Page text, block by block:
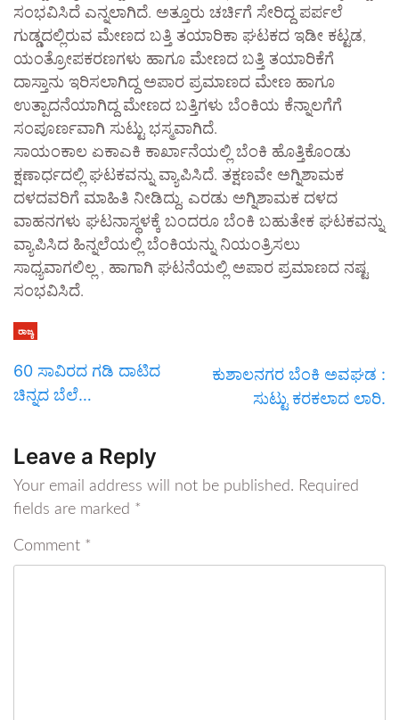
ಸಂಭವಿಸಿದೆ ಎನ್ನಲಾಗಿದೆ. ಅತ್ತೂರು ಚರ್ಚಿಗೆ ಸೇರಿದ್ದ ಪರ್ಪಲೆ
ಗುಡ್ಡದಲ್ಲಿರುವ ಮೇಣದ ಬತ್ತಿ ತಯಾರಿಕಾ ಘಟಕದ ಇಡೀ ಕಟ್ಟಡ,
ಯಂತ್ರೋಪಕರಣಗಳು ಹಾಗೂ ಮೇಣದ ಬತ್ತಿ ತಯಾರಿಕೆಗೆ
ದಾಸ್ತಾನು ಇರಿಸಲಾಗಿದ್ದ ಅಪಾರ ಪ್ರಮಾಣದ ಮೇಣ ಹಾಗೂ
ಉತ್ಪಾದನೆಯಾಗಿದ್ದ ಮೇಣದ ಬತ್ತಿಗಳು ಬೆಂಕಿಯ ಕೆನ್ನಾಲಗೆಗೆ
ಸಂಪೂರ್ಣವಾಗಿ ಸುಟ್ಟು ಭಸ್ಮವಾಗಿದೆ.
ಸಾಯಂಕಾಲ ಏಕಾಎಕಿ ಕಾರ್ಖಾನೆಯಲ್ಲಿ ಬೆಂಕಿ ಹೊತ್ತಿಕೊಂಡು
ಕ್ಷಣಾರ್ಧದಲ್ಲಿ ಘಟಕವನ್ನು ವ್ಯಾಪಿಸಿದೆ. ತಕ್ಷಣವೇ ಅಗ್ನಿಶಾಮಕ
ದಳದವರಿಗೆ ಮಾಹಿತಿ ನೀಡಿದ್ದು, ಎರಡು ಅಗ್ನಿಶಾಮಕ ದಳದ
ವಾಹನಗಳು ಘಟನಾಸ್ಥಳಕ್ಕೆ ಬಂದರೂ ಬೆಂಕಿ ಬಹುತೇಕ ಘಟಕವನ್ನು
ವ್ಯಾಪಿಸಿದ ಹಿನ್ನಲೆಯಲ್ಲಿ ಬೆಂಕಿಯನ್ನು ನಿಯಂತ್ರಿಸಲು
ಸಾಧ್ಯವಾಗಲಿಲ್ಲ , ಹಾಗಾಗಿ ಘಟನೆಯಲ್ಲಿ ಅಪಾರ ಪ್ರಮಾಣದ ನಷ್ಟ
ಸಂಭವಿಸಿದೆ.
ರಾಜ್ಯ
60 ಸಾವಿರದ ಗಡಿ ದಾಟಿದ
ಚಿನ್ನದ ಬೆಲೆ…
ಕುಶಾಲನಗರ ಬೆಂಕಿ ಅವಘಡ :
ಸುಟ್ಟು ಕರಕಲಾದ ಲಾರಿ.
Leave a Reply
Your email address will not be published. Required
fields are marked *
Comment *